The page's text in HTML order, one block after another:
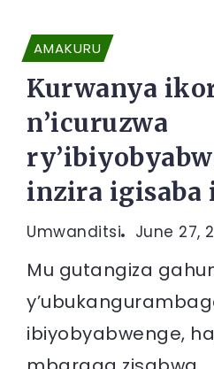
AMAKURU
Kurwanya
n’icuruzwa
inzira igisaba
Umwanditsi June 27,
Mu gutangiza
ibiyobyabwenge,